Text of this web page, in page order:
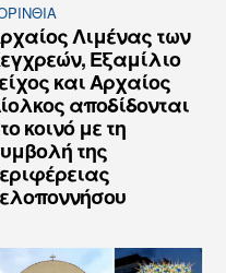
Λιμένας των
Εξαμίλιο
και Aρχαίος
αποδίδονται
κοινό με τη
της